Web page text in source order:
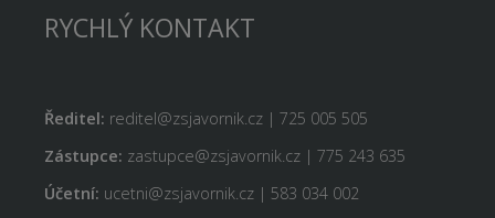
RYCHLÝ KONTAKT
Ředitel: reditel@zsjavornik.cz | 725 005 505
Zástupce: zastupce@zsjavornik.cz | 775 243 635
Účetní: ucetni@zsjavornik.cz | 583 034 002